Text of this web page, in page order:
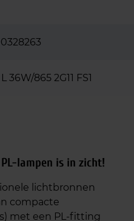
36W/865 2G11 FS1
PL-lampen is in zicht!
lichtbronnen
compacte
met een PL-fitting